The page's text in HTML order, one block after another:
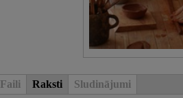
Faili Raksti Sludinājumi